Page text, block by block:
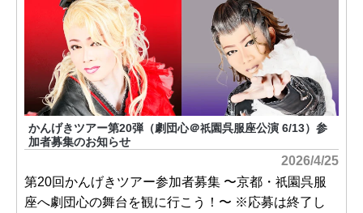
かんげきツアー第20弾（劇団心＠祇園呉服座公演 6/13）参
加者募集のお知らせ
2026/4/25
第20回かんげきツアー参加者募集 〜京都・祇園呉服
座へ劇団心の舞台を観に行こう！〜 ※応募は終了し